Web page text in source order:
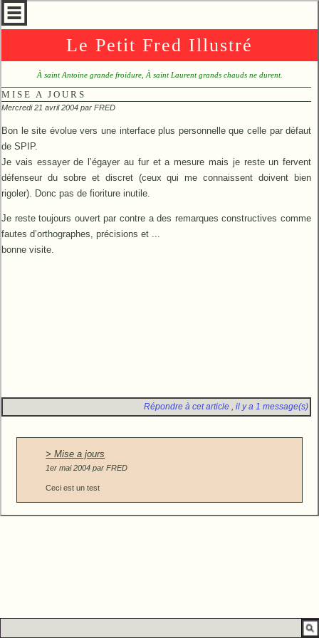
Le Petit Fred Illustré
À saint Antoine grande froidure, À saint Laurent grands chauds ne durent.
MISE A JOURS
Mercredi 21 avril 2004 par FRED
Bon le site évolue vers une interface plus personnelle que celle par défaut
de SPIP.
Je vais essayer de l’égayer au fur et a mesure mais je reste un fervent
défenseur du sobre et discret (ceux qui me connaissent doivent bien
rigoler). Donc pas de fioriture inutile.
Je reste toujours ouvert par contre a des remarques constructives comme
fautes d’orthographes, précisions et ...
bonne visite.
Répondre à cet article,il y a 1 message(s)
> Mise a jours
1er mai 2004 parFRED
Ceci est un test